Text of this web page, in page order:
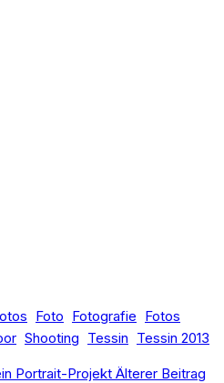
Foto Fotografie Fotos
Shooting Tessin Tessin 2013
Portrait-Projekt Älterer Beitrag